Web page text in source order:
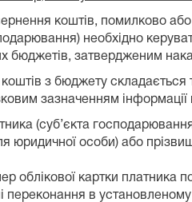
коштів, помилково
необхідно
бюджетів, затвердженим
з бюджету складається
зазначенням інформації
(суб’єкта
особи) або
облікової картки платника
переконання в